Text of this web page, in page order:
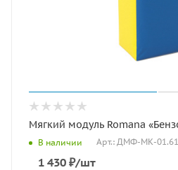
Мягкий модуль Romana
В наличии Арт.: ДМФ-МК-
1 430 ₽/шт